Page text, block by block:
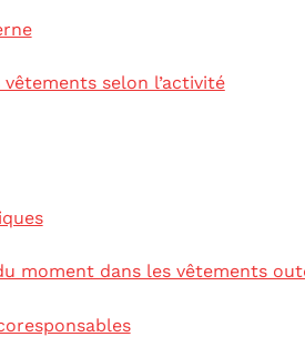
selon l’activité
moment dans les vêtements